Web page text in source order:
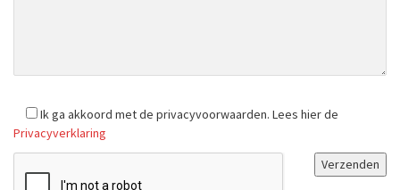
Ik ga akkoord met de privacyvoorwaarden. Lees hier de
Privacyverklaring